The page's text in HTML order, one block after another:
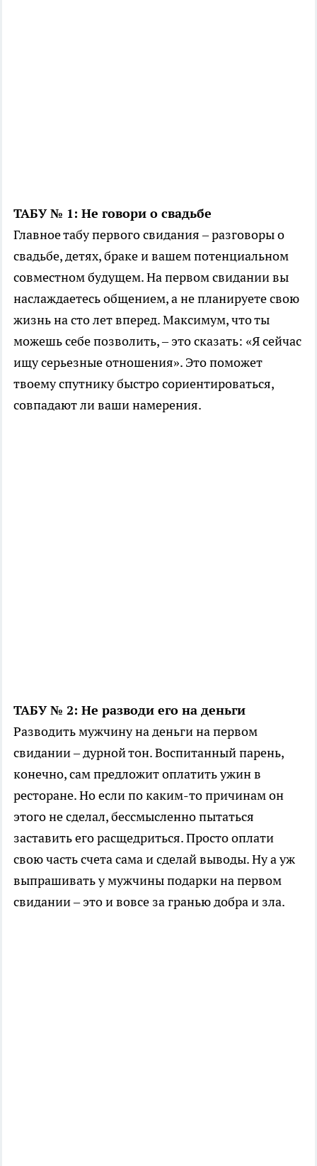
ТАБУ № 1: Не говори о свадьбе
Главное табу первого свидания – разговоры о
свадьбе, детях, браке и вашем потенциальном
совместном будущем. На первом свидании вы
наслаждаетесь общением, а не планируете свою
жизнь на сто лет вперед. Максимум, что ты
можешь себе позволить, – это сказать: «Я сейчас
ищу серьезные отношения». Это поможет
твоему спутнику быстро сориентироваться,
совпадают ли ваши намерения.
ТАБУ № 2: Не разводи его на деньги
Разводить мужчину на деньги на первом
свидании – дурной тон. Воспитанный парень,
конечно, сам предложит оплатить ужин в
ресторане. Но если по каким-то причинам он
этого не сделал, бессмысленно пытаться
заставить его расщедриться. Просто оплати
свою часть счета сама и сделай выводы. Ну а уж
выпрашивать у мужчины подарки на первом
свидании – это и вовсе за гранью добра и зла.